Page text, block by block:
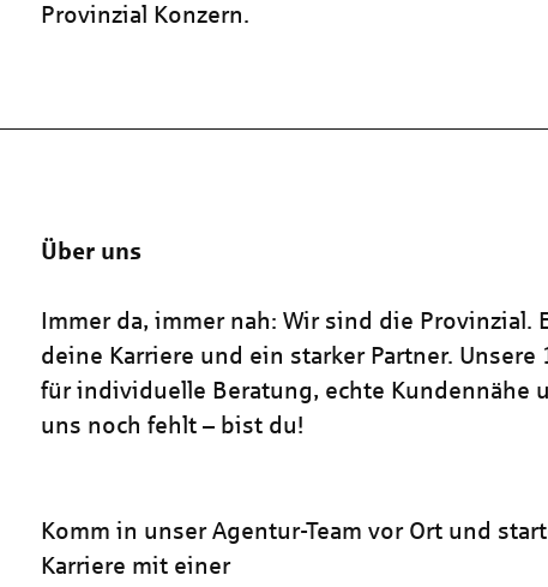
Provinzial Konzern.
Über uns
Immer da, immer nah: Wir sind die Provinzial.
deine Karriere und ein starker Partner.
für individuelle Beratung, echte Kundennähe
uns noch fehlt – bist du!
Komm in unser Agentur-Team vor Ort und
Karriere mit einer